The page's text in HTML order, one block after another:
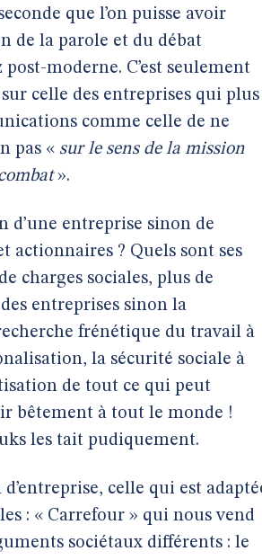
que l’on puisse avoir
de la parole et du débat
moderne. C’est seulement
celle des entreprises qui plus
comme celle de ne
pas « sur le sens de la mission
».
d’une entreprise sinon de
actionnaires ? Quels sont ses
charges sociales, plus de
entreprises sinon la
frénétique du travail à
la sécurité sociale à
de tout ce qui peut
bêtement à tout le monde !
les tait pudiquement.
celle qui est
: « Carrefour » qui nous vend
sociétaux différents : le